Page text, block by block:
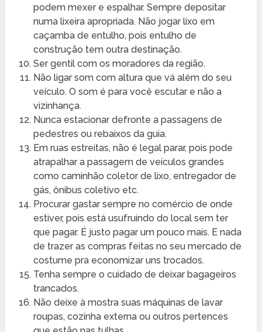
podem mexer e espalhar. Sempre depositar
numa lixeira apropriada. Não jogar lixo em
caçamba de entulho, pois entulho de
construção tem outra destinação.
Ser gentil com os moradores da região.
Não ligar som com altura que vá além do seu
veículo. O som é para você escutar e não a
vizinhança.
Nunca estacionar defronte a passagens de
pedestres ou rebaixos da guia.
Em ruas estreitas, não é legal parar, pois pode
atrapalhar a passagem de veículos grandes
como caminhão coletor de lixo, entregador de
gás, ônibus coletivo etc.
Procurar gastar sempre no comércio de onde
estiver, pois está usufruindo do local sem ter
que pagar. É justo pagar um pouco mais. E nada
de trazer as compras feitas no seu mercado de
costume pra economizar uns trocados.
Tenha sempre o cuidado de deixar bagageiros
trancados.
Não deixe à mostra suas máquinas de lavar
roupas, cozinha externa ou outros pertences